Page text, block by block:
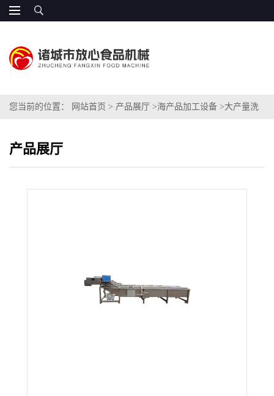
您当前的位置： 网站首页 > 产品展厅 >海产品加工设备 >大产量洗
产品展厅